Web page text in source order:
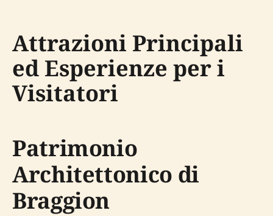
Attrazioni Principali
ed Esperienze per i
Visitatori
Patrimonio
Architettonico di
Braggion